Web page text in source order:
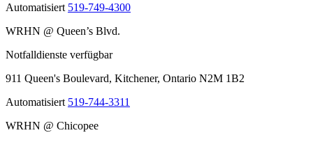
Automatisiert 519-749-4300
WRHN @ Queen’s Blvd.
Notfalldienste verfügbar
911 Queen's Boulevard, Kitchener, Ontario N2M 1B2
Automatisiert 519-744-3311
WRHN @ Chicopee